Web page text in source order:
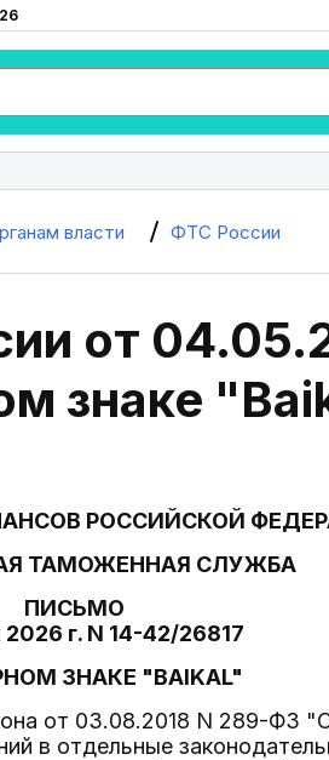
власти ФТС России
от
знаке
РОССИЙСКОЙ
ТАМОЖЕННАЯ СЛУЖБА
ПИСЬМО
г. N 14-42/26817
ЗНАКЕ "BAIKAL"
от 03.08.2018 N 289-ФЗ
в отдельные